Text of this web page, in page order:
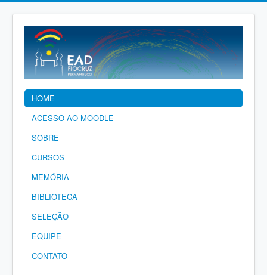
HOME
ACESSO AO MOODLE
SOBRE
CURSOS
MEMÓRIA
BIBLIOTECA
SELEÇÃO
EQUIPE
CONTATO